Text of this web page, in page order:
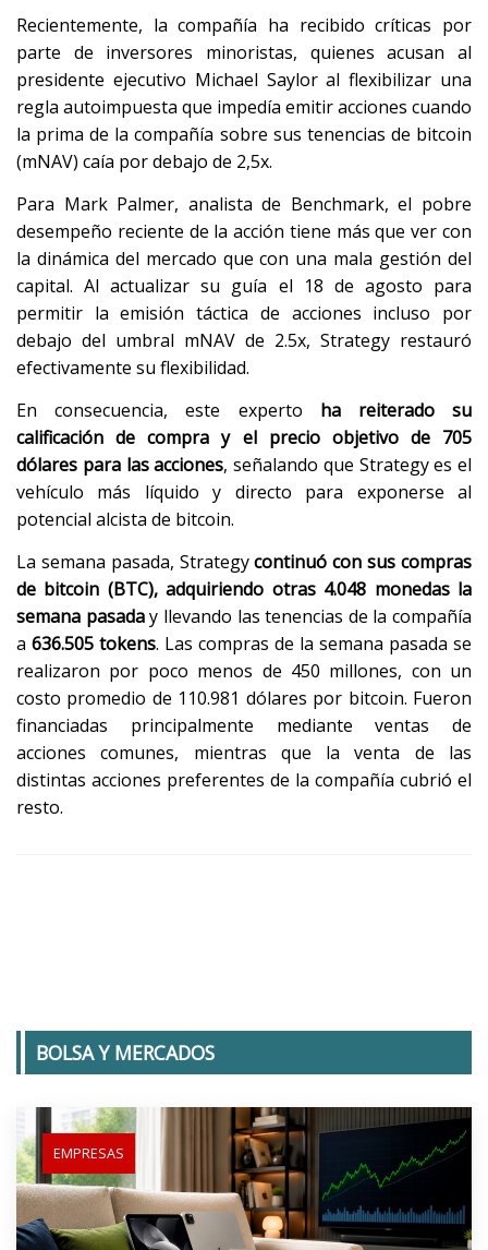
Recientemente, la compañía ha recibido críticas por
parte de inversores minoristas, quienes acusan al
presidente ejecutivo Michael Saylor al flexibilizar una
regla autoimpuesta que impedía emitir acciones cuando
la prima de la compañía sobre sus tenencias de bitcoin
(mNAV) caía por debajo de 2,5x.
Para Mark Palmer, analista de Benchmark, el pobre
desempeño reciente de la acción tiene más que ver con
la dinámica del mercado que con una mala gestión del
capital. Al actualizar su guía el 18 de agosto para
permitir la emisión táctica de acciones incluso por
debajo del umbral mNAV de 2.5x, Strategy restauró
efectivamente su flexibilidad.
En consecuencia, este experto ha reiterado su
calificación de compra y el precio objetivo de 705
dólares para las acciones, señalando que Strategy es el
vehículo más líquido y directo para exponerse al
potencial alcista de bitcoin.
La semana pasada, Strategycontinuó con sus compras
de bitcoin (BTC), adquiriendo otras 4.048 monedas la
semana pasaday llevando las tenencias de la compañía
a 636.505 tokens. Las compras de la semana pasada se
realizaron por poco menos de 450 millones, con un
costo promedio de 110.981 dólares por bitcoin. Fueron
financiadas principalmente mediante ventas de
acciones comunes, mientras que la venta de las
distintas acciones preferentes de la compañía cubrió el
resto.
BOLSA Y MERCADOS
EMPRESAS